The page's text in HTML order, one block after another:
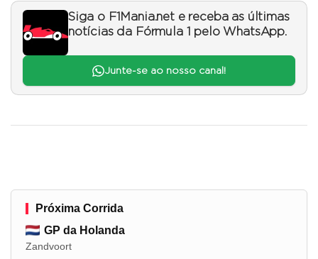
Siga o F1Mania.net e receba as últimas
notícias da Fórmula 1 pelo WhatsApp.
Junte-se ao nosso canal!
Próxima Corrida
GP da Holanda
Zandvoort